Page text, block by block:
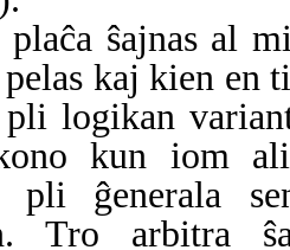
ŝajnas al
kaj kien en
pli logikan
kun iom
pli ĝenerala
Tro arbitra